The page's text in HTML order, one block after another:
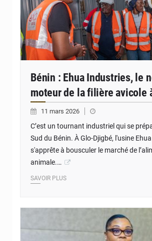
Bénin : Ehua Industries, le
moteur de la filière avicole
11 mars 2026
C’est un tournant industriel qui se
Sud du Bénin. À Glo-Djigbé, l'usine
s'apprête à bousculer le marché de
animale.…
SAVOIR PLUS